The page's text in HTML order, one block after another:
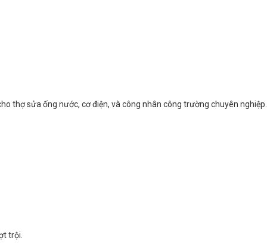
thợ sửa ống nước, cơ điện, và công nhân công trường chuyên nghiệp.
trội.